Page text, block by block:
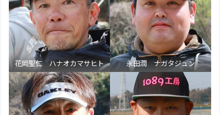
花岡聖仁 ハナオカマサヒト 永田潤 ナガタジュン